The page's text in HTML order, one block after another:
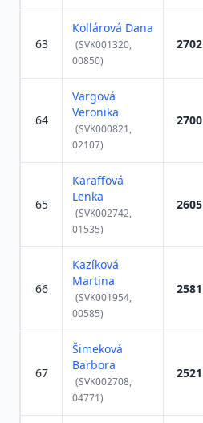
63
Kollárová Dana
(SVK001320,
00850)
2702
64
Vargová
Veronika
(SVK000821,
02107)
2700
65
Karaffová
Lenka
(SVK002742,
01535)
2605
66
Kazíková
Martina
(SVK001954,
00585)
2581
67
Šimeková
Barbora
(SVK002708,
04771)
2521